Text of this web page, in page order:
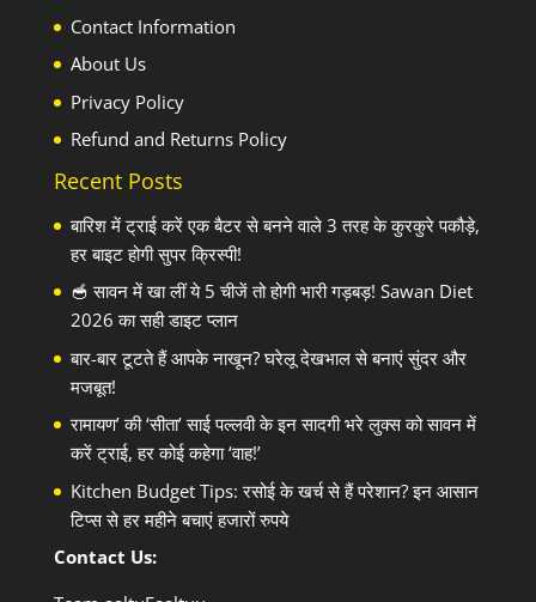
Contact Information
About Us
Privacy Policy
Refund and Returns Policy
Recent Posts
बारिश में ट्राई करें एक बैटर से बनने वाले 3 तरह के कुरकुरे पकौड़े,
हर बाइट होगी सुपर क्रिस्पी!
🥣 सावन में खा लीं ये 5 चीजें तो होगी भारी गड़बड़! Sawan Diet
2026 का सही डाइट प्लान
बार-बार टूटते हैं आपके नाखून? घरेलू देखभाल से बनाएं सुंदर और
मजबूत!
रामायण’ की ‘सीता’ साई पल्लवी के इन सादगी भरे लुक्स को सावन में
करें ट्राई, हर कोई कहेगा ‘वाह!’
Kitchen Budget Tips: रसोई के खर्च से हैं परेशान? इन आसान
टिप्स से हर महीने बचाएं हजारों रुपये
Contact Us: